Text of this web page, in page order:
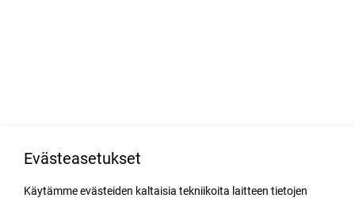
Evästeasetukset
Käytämme evästeiden kaltaisia tekniikoita laitteen tietojen